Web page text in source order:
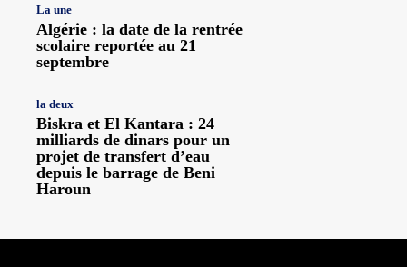
La une
Algérie : la date de la rentrée
scolaire reportée au 21
septembre
la deux
Biskra et El Kantara : 24
milliards de dinars pour un
projet de transfert d’eau
depuis le barrage de Beni
Haroun